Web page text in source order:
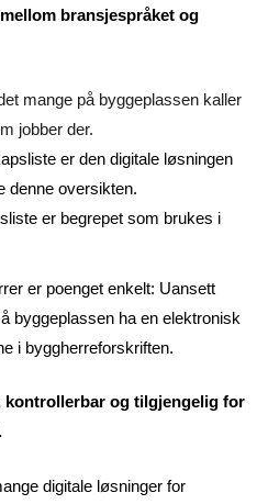
bransjespråket og
mange på byggeplassen kaller
jobber der.
er den digitale løsningen
denne oversikten.
er begrepet som brukes i
er poenget enkelt: Uansett
byggeplassen ha en elektronisk
i byggherreforskriften.
og tilgjengelig for
digitale løsninger for